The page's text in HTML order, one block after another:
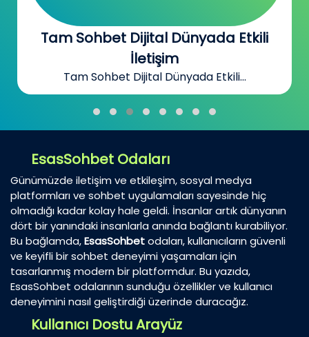
Tam Sohbet Dijital Dünyada Etkili
İletişim
Tam Sohbet Dijital Dünyada Etkili...
EsasSohbet Odaları
Günümüzde iletişim ve etkileşim, sosyal medya
platformları ve sohbet uygulamaları sayesinde hiç
olmadığı kadar kolay hale geldi. İnsanlar artık dünyanın
dört bir yanındaki insanlarla anında bağlantı kurabiliyor.
Bu bağlamda,EsasSohbetodaları, kullanıcıların güvenli
ve keyifli bir sohbet deneyimi yaşamaları için
tasarlanmış modern bir platformdur. Bu yazıda,
EsasSohbet odalarının sunduğu özellikler ve kullanıcı
deneyimini nasıl geliştirdiği üzerinde duracağız.
Kullanıcı Dostu Arayüz